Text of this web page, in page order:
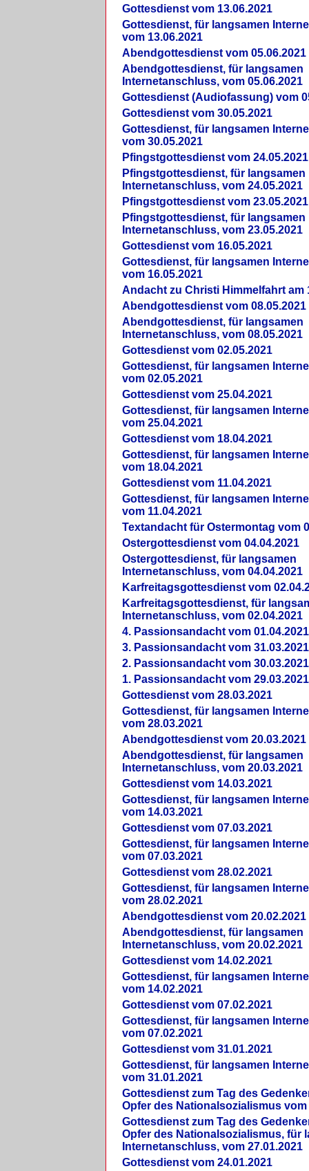
Gottesdienst vom 13.06.2021
Gottesdienst, für langsamen
vom 13.06.2021
Abendgottesdienst vom 05.06.2021
Abendgottesdienst, für langsamen
Internetanschluss, vom 05.06.2021
Gottesdienst (Audiofassung) vom
Gottesdienst vom 30.05.2021
Gottesdienst, für langsamen
vom 30.05.2021
Pfingstgottesdienst vom 24.05.2021
Pfingstgottesdienst, für langsamen
Internetanschluss, vom 24.05.2021
Pfingstgottesdienst vom 23.05.2021
Pfingstgottesdienst, für langsamen
Internetanschluss, vom 23.05.2021
Gottesdienst vom 16.05.2021
Gottesdienst, für langsamen
vom 16.05.2021
Andacht zu Christi Himmelfahrt am
Abendgottesdienst vom 08.05.2021
Abendgottesdienst, für langsamen
Internetanschluss, vom 08.05.2021
Gottesdienst vom 02.05.2021
Gottesdienst, für langsamen
vom 02.05.2021
Gottesdienst vom 25.04.2021
Gottesdienst, für langsamen
vom 25.04.2021
Gottesdienst vom 18.04.2021
Gottesdienst, für langsamen
vom 18.04.2021
Gottesdienst vom 11.04.2021
Gottesdienst, für langsamen
vom 11.04.2021
Textandacht für Ostermontag vom
Ostergottesdienst vom 04.04.2021
Ostergottesdienst, für langsamen
Internetanschluss, vom 04.04.2021
Karfreitagsgottesdienst vom
Karfreitagsgottesdienst, für
Internetanschluss, vom 02.04.2021
4. Passionsandacht vom 01.04.2021
3. Passionsandacht vom 31.03.2021
2. Passionsandacht vom 30.03.2021
1. Passionsandacht vom 29.03.2021
Gottesdienst vom 28.03.2021
Gottesdienst, für langsamen
vom 28.03.2021
Abendgottesdienst vom 20.03.2021
Abendgottesdienst, für langsamen
Internetanschluss, vom 20.03.2021
Gottesdienst vom 14.03.2021
Gottesdienst, für langsamen
vom 14.03.2021
Gottesdienst vom 07.03.2021
Gottesdienst, für langsamen
vom 07.03.2021
Gottesdienst vom 28.02.2021
Gottesdienst, für langsamen
vom 28.02.2021
Abendgottesdienst vom 20.02.2021
Abendgottesdienst, für langsamen
Internetanschluss, vom 20.02.2021
Gottesdienst vom 14.02.2021
Gottesdienst, für langsamen
vom 14.02.2021
Gottesdienst vom 07.02.2021
Gottesdienst, für langsamen
vom 07.02.2021
Gottesdienst vom 31.01.2021
Gottesdienst, für langsamen
vom 31.01.2021
Gottesdienst zum Tag des
Opfer des Nationalsozialismus vom
Gottesdienst zum Tag des
Opfer des Nationalsozialismus, für
Internetanschluss, vom 27.01.2021
Gottesdienst vom 24.01.2021